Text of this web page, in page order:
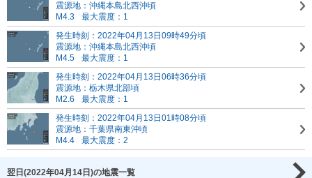
震源地：沖縄本島北西沖頃
M4.3
最大震度：1
発生時刻：2022年04月13日09時49分頃
震源地：沖縄本島北西沖頃
M4.5
最大震度：1
発生時刻：2022年04月13日06時36分頃
震源地：栃木県北部頃
M2.6
最大震度：1
発生時刻：2022年04月13日01時08分頃
震源地：千葉県南東沖頃
M4.4
最大震度：2
翌日(2022年04月14日)の地震一覧